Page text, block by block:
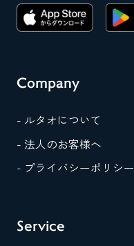
Company
- ルタオについて
- 法人のお客様へ
- プライバシーポリシー
Service